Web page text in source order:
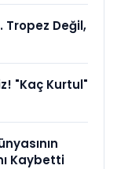
Tropez Değil,
"Kaç Kurtul"
Kaybetti